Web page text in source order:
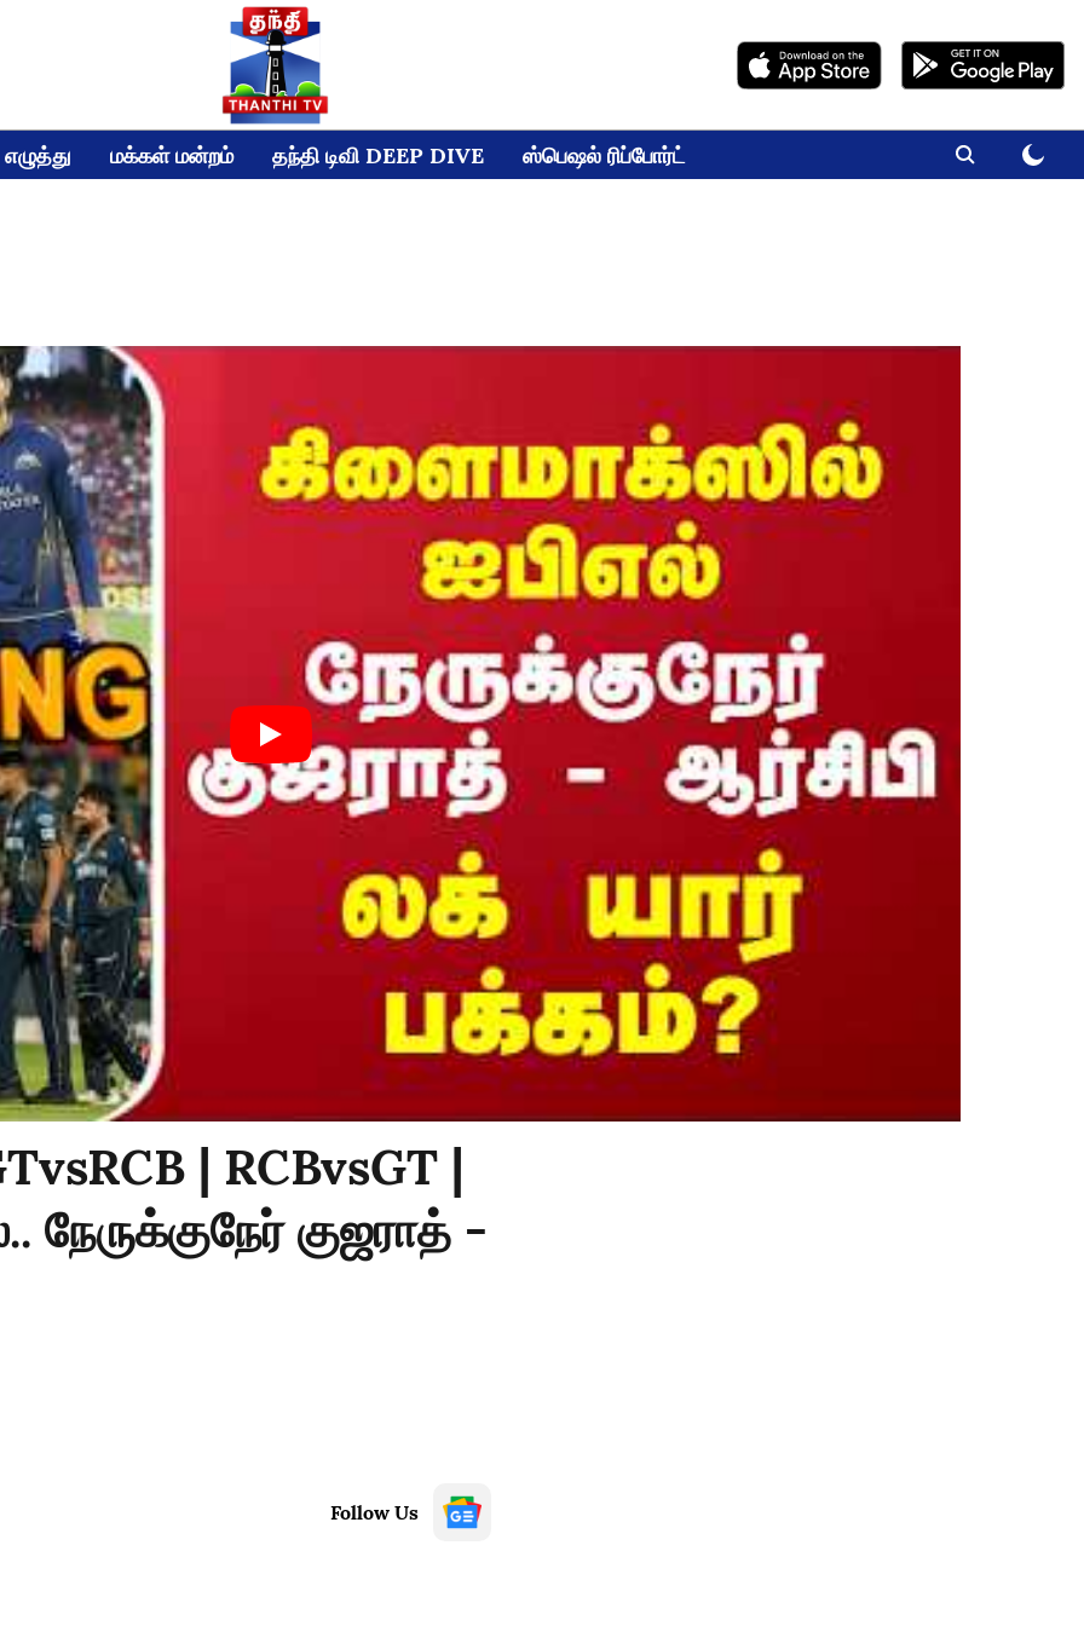
மக்கள் மன்றம் தந்தி டிவி DEEP DIVE ஸ்பெஷல் ரிப்போர்ட்
| RCBvsGT |
நேருக்குநேர் குஜராத் -
Follow Us